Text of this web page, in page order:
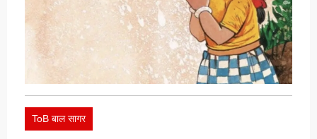
ToB बाल सागर